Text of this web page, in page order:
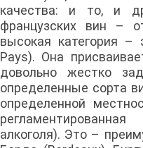
качества: и то, и
французских вин –
высокая категория
Pays). Она
довольно жестко
определенные сорта
определенной
алкоголя). Это –